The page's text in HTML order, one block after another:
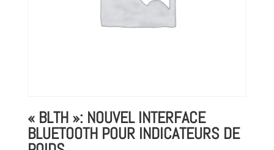
« BLTH »: NOUVEL INTERFACE
BLUETOOTH POUR INDICATEURS DE